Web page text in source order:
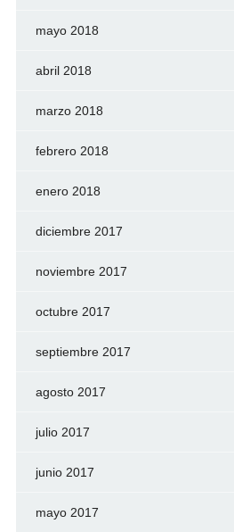
mayo 2018
abril 2018
marzo 2018
febrero 2018
enero 2018
diciembre 2017
noviembre 2017
octubre 2017
septiembre 2017
agosto 2017
julio 2017
junio 2017
mayo 2017